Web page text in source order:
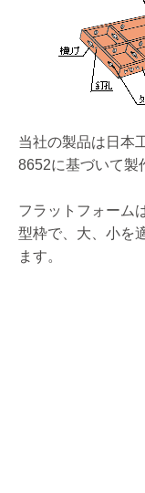
当社の製品は日本
8652に基づいて製
フラットフォーム
型枠で、大、小を
ます。